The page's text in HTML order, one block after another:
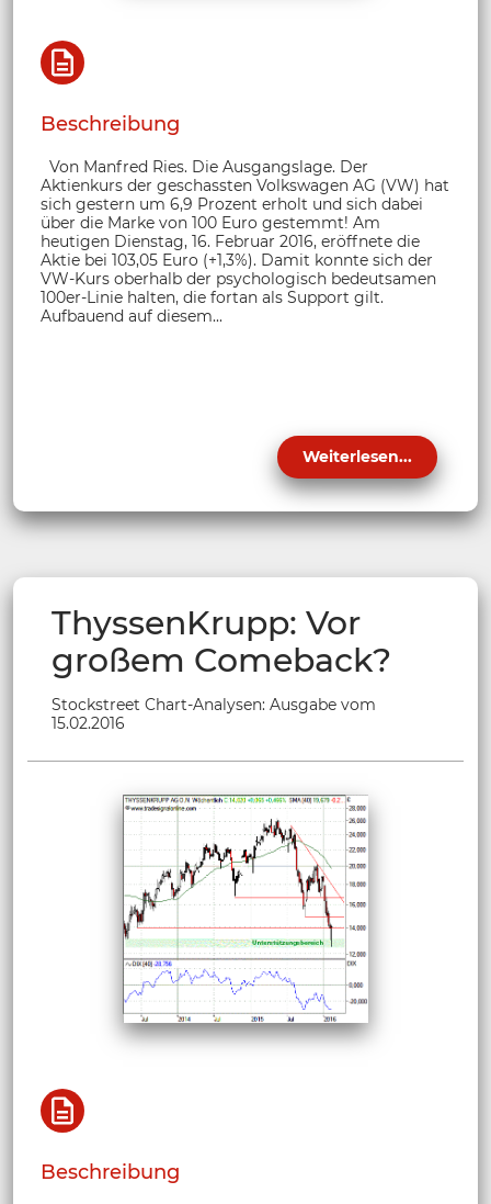
Beschreibung
Von Manfred Ries. Die Ausgangslage. Der
Aktienkurs der geschassten Volkswagen AG (VW) hat
sich gestern um 6,9 Prozent erholt und sich dabei
über die Marke von 100 Euro gestemmt! Am
heutigen Dienstag, 16. Februar 2016, eröffnete die
Aktie bei 103,05 Euro (+1,3%). Damit konnte sich der
VW-Kurs oberhalb der psychologisch bedeutsamen
100er-Linie halten, die fortan als Support gilt.
Aufbauend auf diesem...
Weiterlesen...
ThyssenKrupp: Vor
großem Comeback?
Stockstreet Chart-Analysen: Ausgabe vom
15.02.2016
Beschreibung